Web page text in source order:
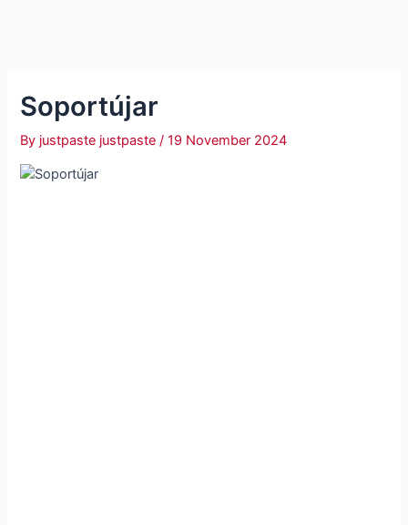
Soportújar
By justpaste justpaste/19 November 2024